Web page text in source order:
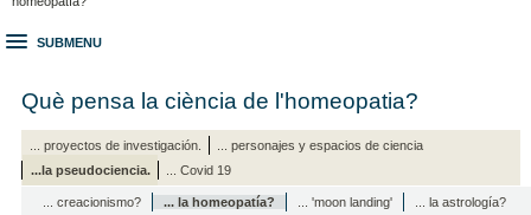
SUBMENU
Què pensa la ciència de l'homeopatia?
... proyectos de investigación.
... personajes y espacios de ciencia
...la pseudociencia.
... Covid 19
... creacionismo? ... la homeopatía? ... 'moon landing' ... la astrología?